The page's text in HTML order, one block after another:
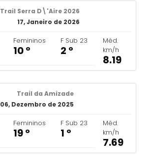
Trail Serra D\'Aire 2026
17, Janeiro de 2026
Femininos
10 º
F Sub 23
2 º
Méd.
km/h
8.19
Trail da Amizade
06, Dezembro de 2025
Femininos
19 º
F Sub 23
1 º
Méd.
km/h
7.69